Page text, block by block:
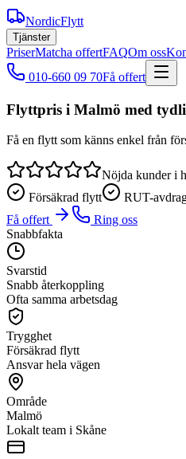
NordicFlytt
Tjänster
PriserMatcha offertFAQOm oss
010-660 09 70Få offert
Flyttpris i Malmö med
Få en flytt som känns enkel från
Nöjda kunder i
Försäkrad flytt
RUT-
Få offert
Ring oss
Snabbfakta
Svarstid
Snabb återkoppling
Ofta samma arbetsdag
Trygghet
Försäkrad flytt
Ansvar hela vägen
Område
Malmö
Lokalt team i Skåne